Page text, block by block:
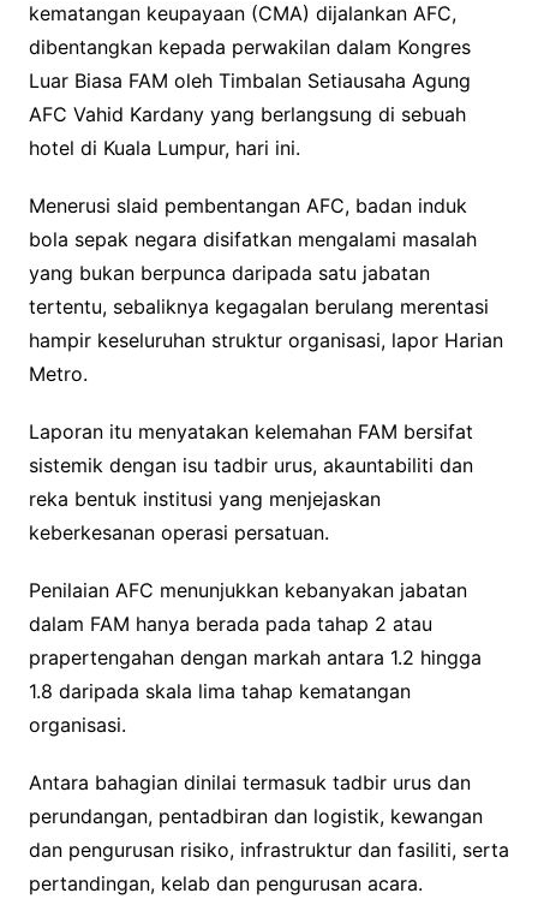
kematangan keupayaan (CMA) dijalankan AFC,
dibentangkan kepada perwakilan dalam Kongres
Luar Biasa FAM oleh Timbalan Setiausaha Agung
AFC Vahid Kardany yang berlangsung di sebuah
hotel di Kuala Lumpur, hari ini.
Menerusi slaid pembentangan AFC, badan induk
bola sepak negara disifatkan mengalami masalah
yang bukan berpunca daripada satu jabatan
tertentu, sebaliknya kegagalan berulang merentasi
hampir keseluruhan struktur organisasi, lapor Harian
Metro.
Laporan itu menyatakan kelemahan FAM bersifat
sistemik dengan isu tadbir urus, akauntabiliti dan
reka bentuk institusi yang menjejaskan
keberkesanan operasi persatuan.
Penilaian AFC menunjukkan kebanyakan jabatan
dalam FAM hanya berada pada tahap 2 atau
prapertengahan dengan markah antara 1.2 hingga
1.8 daripada skala lima tahap kematangan
organisasi.
Antara bahagian dinilai termasuk tadbir urus dan
perundangan, pentadbiran dan logistik, kewangan
dan pengurusan risiko, infrastruktur dan fasiliti, serta
pertandingan, kelab dan pengurusan acara.